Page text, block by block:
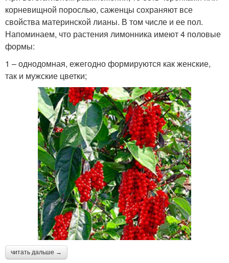
корневищной порослью, саженцы сохраняют все
свойства материнской лианы. В том числе и ее пол.
Напоминаем, что растения лимонника имеют 4 половые
формы:
1 – однодомная, ежегодно формируются как женские,
так и мужские цветки;
читать дальше →